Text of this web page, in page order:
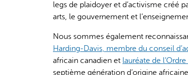
legs de plaidoyer et d’activisme créé
arts, le gouvernement et
Nous sommes également
Harding-Davis, membre du conseil
africain canadien et lauréate de
septième génération d’origine